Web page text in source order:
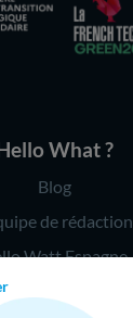
What ?
Blog
de rédaction
Watt Espagne